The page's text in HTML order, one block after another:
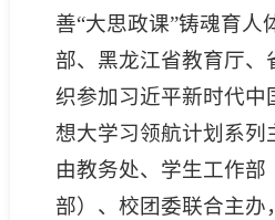
善“大思政课”铸魂育人
部、黑龙江省教育厅、
织参加习近平新时代中
想大学习领航计划系列
由教务处、学生工作部
部）、校团委联合主办